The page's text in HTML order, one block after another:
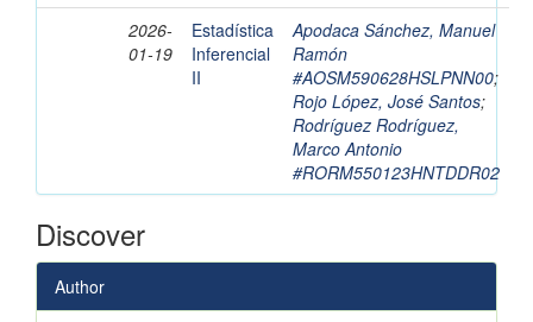
2026-
01-19
Estadística
Inferencial
II
Apodaca Sánchez, Manuel
Ramón
#AOSM590628HSLPNN00;
Rojo López, José Santos;
Rodríguez Rodríguez,
Marco Antonio
#RORM550123HNTDDR02
Discover
Author